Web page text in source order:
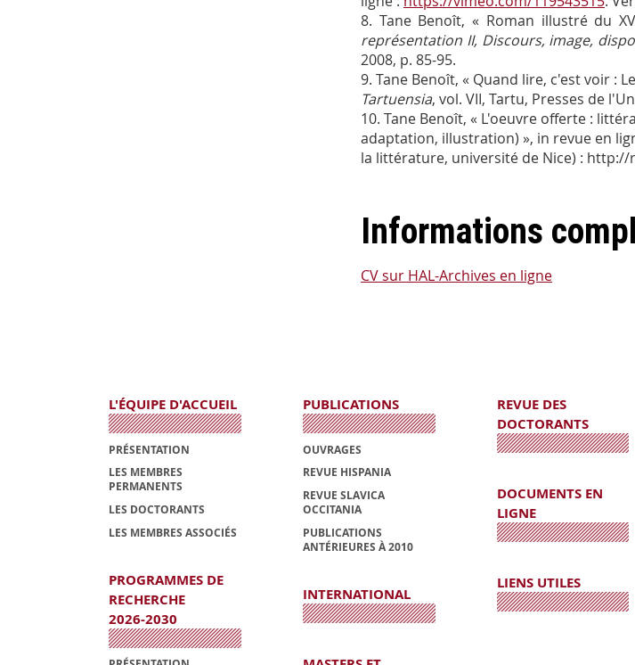
8. Tane Benoît, « Roman illustré du
représentation II, Discours, image,
2008, p. 85-95.
9. Tane Benoît, « Quand lire, c'est voir :
Tartuensia, vol. VII, Tartu, Presses de
10. Tane Benoît, « L'oeuvre offerte :
adaptation, illustration) », in revue en
la littérature, université de Nice) :
Informations
CV sur HAL-Archives en ligne
L'ÉQUIPE D'ACCUEIL
PRÉSENTATION
LES MEMBRES
PERMANENTS
LES DOCTORANTS
LES MEMBRES ASSOCIÉS
PROGRAMMES DE
RECHERCHE
2026-2030
PUBLICATIONS
OUVRAGES
REVUE HISPANIA
REVUE SLAVICA
OCCITANIA
PUBLICATIONS
ANTÉRIEURES À 2010
INTERNATIONAL
REVUE DES
DOCTORANTS
DOCUMENTS EN
LIGNE
LIENS UTILES